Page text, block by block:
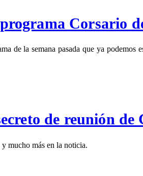
Corsario
de la semana pasada que ya
de reunión de
mucho más en la noticia.